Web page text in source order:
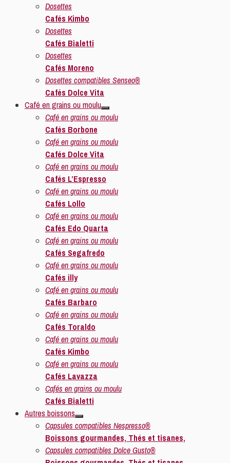
Dosettes
Cafés Kimbo
Dosettes
Cafés Bialetti
Dosettes
Cafés Moreno
Dosettes compatibles Senseo®
Cafés Dolce Vita
Café en grains ou moulu
Café en grains ou moulu
Cafés Borbone
Café en grains ou moulu
Cafés Dolce Vita
Café en grains ou moulu
Cafés L’Espresso
Café en grains ou moulu
Cafés Lollo
Café en grains ou moulu
Cafés Edo Quarta
Café en grains ou moulu
Cafés Segafredo
Café en grains ou moulu
Cafés illy
Café en grains ou moulu
Cafés Barbaro
Café en grains ou moulu
Cafés Toraldo
Café en grains ou moulu
Cafés Kimbo
Café en grains ou moulu
Cafés Lavazza
Cafés en grains ou moulu
Cafés Bialetti
Autres boissons
Capsules compatibles Nespresso®
Boissons gourmandes, Thés et tisanes,
Capsules compatibles Dolce Gusto®